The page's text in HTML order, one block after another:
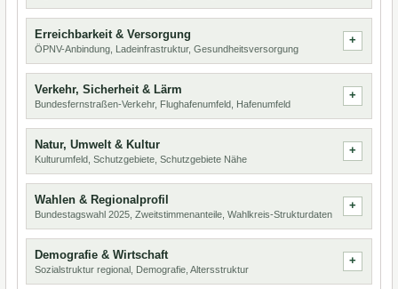
Erreichbarkeit & Versorgung
ÖPNV-Anbindung, Ladeinfrastruktur, Gesundheitsversorgung
Verkehr, Sicherheit & Lärm
Bundesfernstraßen-Verkehr, Flughafenumfeld, Hafenumfeld
Natur, Umwelt & Kultur
Kulturumfeld, Schutzgebiete, Schutzgebiete Nähe
Wahlen & Regionalprofil
Bundestagswahl 2025, Zweitstimmenanteile, Wahlkreis-Strukturdaten
Demografie & Wirtschaft
Sozialstruktur regional, Demografie, Altersstruktur